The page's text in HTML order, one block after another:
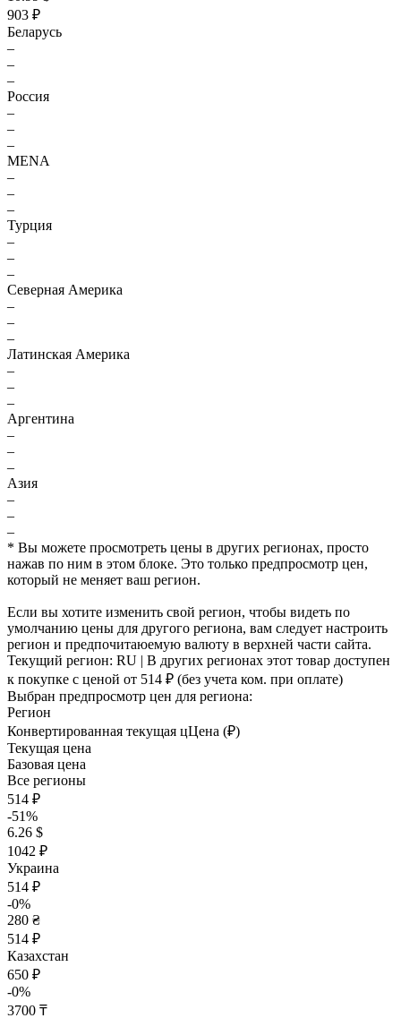
903 ₽
Беларусь
–
–
–
Россия
–
–
–
MENA
–
–
–
Турция
–
–
–
Северная Америка
–
–
–
Латинская Америка
–
–
–
Аргентина
–
–
–
Азия
–
–
–
* Вы можете просмотреть цены в других регионах, просто
нажав по ним в этом блоке. Это только предпросмотр цен,
который не меняет ваш регион.
Если вы хотите изменить свой регион, чтобы видеть по
умолчанию цены для другого региона, вам следует настроить
регион и предпочитаюемую валюту в верхней части сайта.
Текущий регион: RU | В других регионах этот товар доступен
к покупке с ценой от 514 ₽ (без учета ком. при оплате)
Выбран предпросмотр цен для региона:
Регион
Конвертированная текущая цЦена (₽)
Текущая цена
Базовая цена
Все регионы
514 ₽
-51%
6.26 $
1042 ₽
Украина
514 ₽
-0%
280 ₴
514 ₽
Казахстан
650 ₽
-0%
3700 ₸